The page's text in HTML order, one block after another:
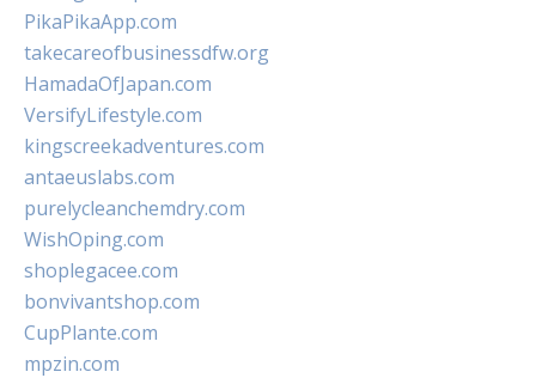
PikaPikaApp.com
takecareofbusinessdfw.org
HamadaOfJapan.com
VersifyLifestyle.com
kingscreekadventures.com
antaeuslabs.com
purelycleanchemdry.com
WishOping.com
shoplegacee.com
bonvivantshop.com
CupPlante.com
mpzin.com